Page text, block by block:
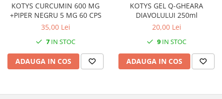
KOTYS CURCUMIN 600 MG
+PIPER NEGRU 5 MG 60 CPS
35,00 Lei
7 IN STOC
ADAUGA IN COS
KOTYS GEL Q-GHEARA
DIAVOLULUI 250ml
20,00 Lei
9 IN STOC
ADAUGA IN COS